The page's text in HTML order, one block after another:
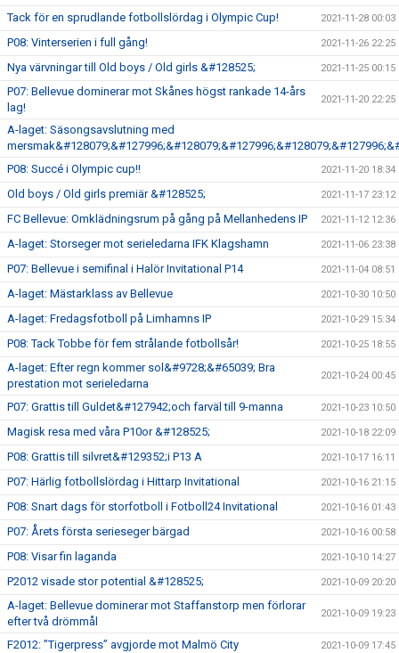
Tack för en sprudlande fotbollslördag i Olympic Cup! 2021-11-28 00:03
P08: Vinterserien i full gång! 2021-11-26 22:25
Nya värvningar till Old boys / Old girls &#128525; 2021-11-25 00:15
P07: Bellevue dominerar mot Skånes högst rankade 14-års
lag!
2021-11-20 22:25
A-laget: Säsongsavslutning med
P08: Succé i Olympic cup!!
2021-11-20 18:34
Old boys / Old girls premiär &#128525; 2021-11-17 23:12
FC Bellevue: Omklädningsrum på gång på Mellanhedens IP 2021-11-12 12:36
A-laget: Storseger mot serieledarna IFK Klagshamn 2021-11-06 23:38
P07: Bellevue i semifinal i Halör Invitational P14 2021-11-04 08:51
A-laget: Mästarklass av Bellevue 2021-10-30 10:50
A-laget: Fredagsfotboll på Limhamns IP 2021-10-29 15:34
P08: Tack Tobbe för fem strålande fotbollsår! 2021-10-25 18:55
A-laget: Efter regn kommer sol&#9728;&#65039; Bra
prestation mot serieledarna
2021-10-24 00:45
P07: Grattis till Guldet&#127942;och farväl till 9-manna 2021-10-23 10:50
Magisk resa med våra P10or &#128525; 2021-10-18 22:09
P08: Grattis till silvret&#129352;i P13 A 2021-10-17 16:11
P07: Härlig fotbollslördag i Hittarp Invitational 2021-10-16 21:15
P08: Snart dags för storfotboll i Fotboll24 Invitational 2021-10-16 01:43
P07: Årets första serieseger bärgad 2021-10-16 00:58
P08: Visar fin laganda 2021-10-10 14:27
P2012 visade stor potential &#128525; 2021-10-09 20:20
A-laget: Bellevue dominerar mot Staffanstorp men förlorar
efter två drömmål
2021-10-09 19:23
F2012: ”Tigerpress” avgjorde mot Malmö City 2021-10-09 17:45